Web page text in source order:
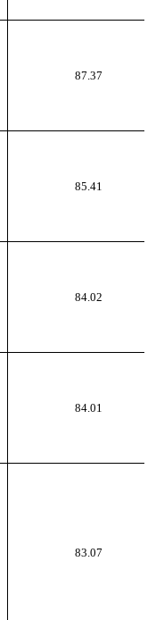
87.37
85.41
84.02
84.01
83.07